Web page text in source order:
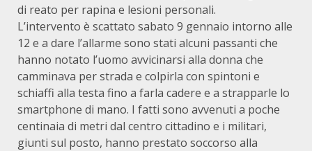
di reato per rapina e lesioni personali.
L’intervento è scattato sabato 9 gennaio intorno alle
12 e a dare l’allarme sono stati alcuni passanti che
hanno notato l’uomo avvicinarsi alla donna che
camminava per strada e colpirla con spintoni e
schiaffi alla testa fino a farla cadere e a strapparle lo
smartphone di mano. I fatti sono avvenuti a poche
centinaia di metri dal centro cittadino e i militari,
giunti sul posto, hanno prestato soccorso alla